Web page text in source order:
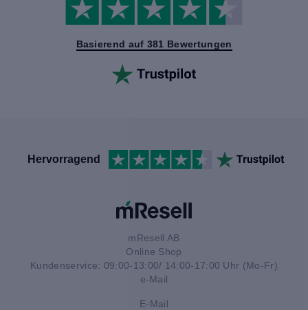
Basierend auf 381 Bewertungen
Hervorragend
mResell AB
Online Shop
Kundenservice: 09:00-13:00/ 14:00-17:00 Uhr (Mo-Fr)
e-Mail
E-Mail